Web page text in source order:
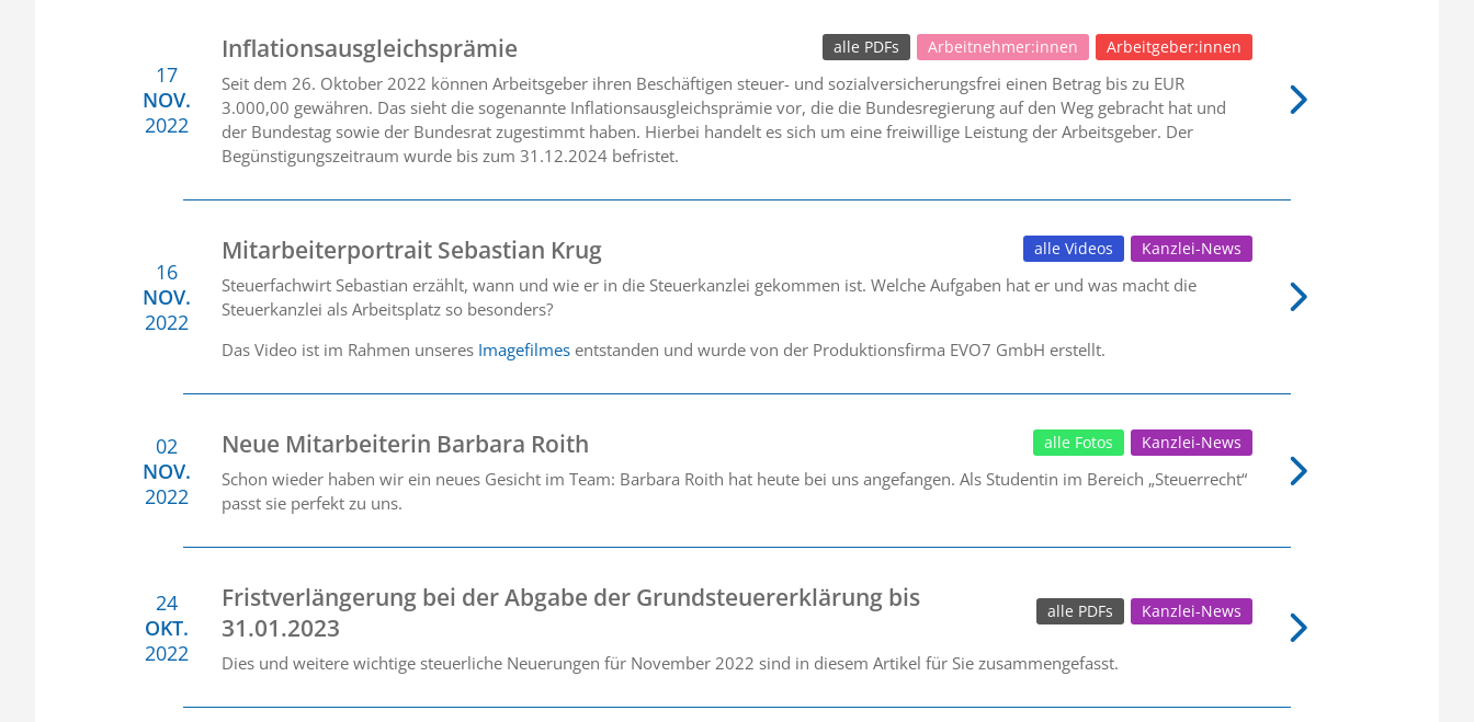
17
NOV.
2022
Inflationsausgleichsprämie Arbeitgeber:innen
Arbeitnehmer:innen
alle PDFs
Seit dem 26. Oktober 2022 können Arbeitsgeber ihren Beschäftigen steuer- und sozialversicherungsfrei einen Betrag bis zu EUR
3.000,00 gewähren. Das sieht die sogenannte Inflationsausgleichsprämie vor, die die Bundesregierung auf den Weg gebracht hat und
der Bundestag sowie der Bundesrat zugestimmt haben. Hierbei handelt es sich um eine freiwillige Leistung der Arbeitsgeber. Der
Begünstigungszeitraum wurde bis zum 31.12.2024 befristet.
16
NOV.
2022
Mitarbeiterportrait Sebastian Krug Kanzlei-News
alle Videos
Steuerfachwirt Sebastian erzählt, wann und wie er in die Steuerkanzlei gekommen ist. Welche Aufgaben hat er und was macht die
Steuerkanzlei als Arbeitsplatz so besonders?
Das Video ist im Rahmen unseres Imagefilmes entstanden und wurde von der Produktionsfirma EVO7 GmbH erstellt.
02
NOV.
2022
Neue Mitarbeiterin Barbara Roith Kanzlei-News
alle Fotos
Schon wieder haben wir ein neues Gesicht im Team: Barbara Roith hat heute bei uns angefangen. Als Studentin im Bereich „Steuerrecht“
passt sie perfekt zu uns.
24
OKT.
2022
Fristverlängerung bei der Abgabe der Grundsteuererklärung bis
31.01.2023
Kanzlei-News
alle PDFs
Dies und weitere wichtige steuerliche Neuerungen für November 2022 sind in diesem Artikel für Sie zusammengefasst.